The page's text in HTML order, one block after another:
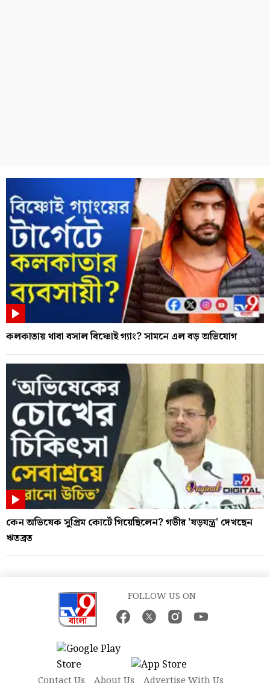
কলকাতায় থাবা বসাল বিষ্ণোই গ্যাং? সামনে এল বড় অভিযোগ
কেন অভিষেক সুপ্রিম কোর্টে গিয়েছিলেন? গভীর 'ষড়যন্ত্র' দেখছেন
ঋতব্রত
FOLLOW US ON
Contact Us About Us Advertise With Us